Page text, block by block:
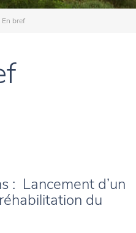
En bref
: Lancement d’un
du